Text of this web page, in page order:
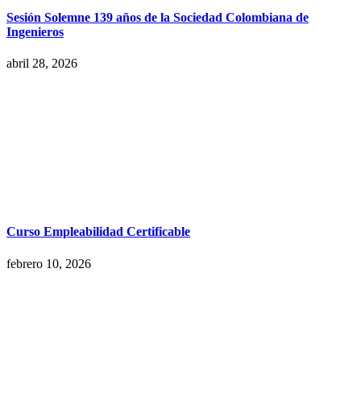
Sesión Solemne 139 años de la Sociedad Colombiana de
Ingenieros
abril 28, 2026
Curso Empleabilidad Certificable
febrero 10, 2026